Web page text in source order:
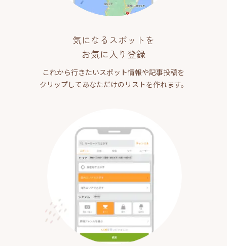
気になるスポットを
お気に入り登録
これから行きたいスポット情報や記事投稿を
クリップしてあなただけのリストを作れます。